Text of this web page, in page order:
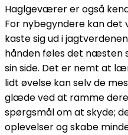
Haglgeværer er også
For nybegyndere kan
kaste sig ud i
hånden føles det næsten
sin side. Det er nemt at
lidt øvelse kan selv de
glæde ved at ramme
spørgsmål om at skyde;
oplevelser og skabe